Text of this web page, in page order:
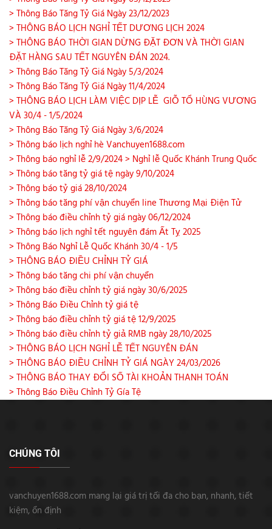
> Thông Báo Tăng Tỷ Giá Ngày 23/12/2023
> THÔNG BÁO LỊCH NGHỈ TẾT DƯƠNG LỊCH 2024
> THÔNG BÁO THỜI GIAN DỪNG ĐẶT ĐƠN VÀ THỜI GIAN
ĐẶT HÀNG SAU TẾT NGUYÊN ĐÁN 2024.
> Thông Báo Tăng Tỷ Giá Ngày 5/3/2024
> Thông Báo Tăng Tỷ Giá Ngày 11/4/2024
> THÔNG BÁO LỊCH LÀM VIỆC DỊP LỄ GIỖ TỔ HÙNG VƯƠNG
VÀ 30/4 - 1/5/2024
> Thông Báo Tăng Tỷ Giá Ngày 3/6/2024
> Thông báo lịch nghỉ hè Vanchuyen1688.com
> Thông báo nghỉ lễ 2/9/2024> Nghỉ lễ Quốc Khánh Trung Quốc
> Thông báo tăng tỷ giá tệ ngày 9/10/2024
> Thông báo tỷ giá 28/10/2024
> Thông báo tăng phí vận chuyển line Thương Mại Điện Tử
> Thông báo điều chỉnh tỷ giá ngày 06/12/2024
> Thông báo lịch nghỉ tết nguyên đám Ất Tỵ 2025
> Thông Báo Nghỉ Lễ Quốc Khánh 30/4 - 1/5
> THÔNG BÁO ĐIỀU CHỈNH TỶ GIÁ
> Thông báo tăng chi phí vận chuyển
> Thông báo điều chỉnh tỷ giá ngày 30/6/2025
> Thông Báo Điều Chỉnh tỷ giá tệ
> Thông báo điều chỉnh tỷ giá tệ 12/9/2025
> Thông báo điều chỉnh tỷ giả RMB ngày 28/10/2025
> THÔNG BÁO LỊCH NGHỈ LỄ TẾT NGUYÊN ĐÁN
> THÔNG BÁO ĐIỀU CHỈNH TỶ GIÁ NGÀY 24/03/2026
> THÔNG BÁO THAY ĐỔI SỐ TÀI KHOẢN THANH TOÁN
> Thông Báo Điều Chỉnh Tỷ Gía Tệ
CHÚNG TÔI
vanchuyen1688.com mang lại giá trị tối đa cho bạn, nhanh, tiết
kiệm, ổn định